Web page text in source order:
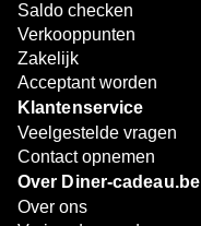
Saldo checken
Verkooppunten
Zakelijk
Acceptant worden
Klantenservice
Veelgestelde vragen
Contact opnemen
Over Diner-cadeau.be
Over ons